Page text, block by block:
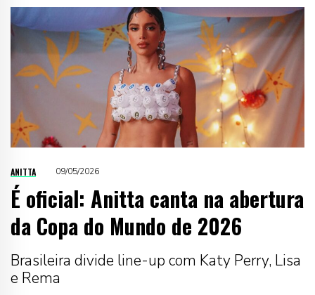
ANITTA 09/05/2026
É oficial: Anitta canta na abertura
da Copa do Mundo de 2026
Brasileira divide line-up com Katy Perry, Lisa
e Rema